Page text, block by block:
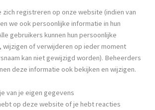
registreren op onze website (indien van
we ook persoonlijke informatie in hun
gebruikers kunnen hun persoonlijke
wijzigen of verwijderen op ieder moment
kan niet gewijzigd worden). Beheerders
deze informatie ook bekijken en wijzigen.
van je eigen gegevens
op deze website of je hebt reacties